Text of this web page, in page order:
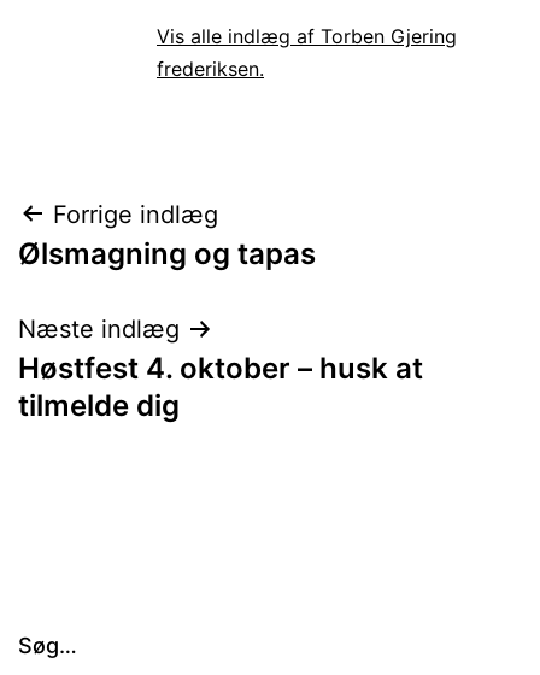
Vis alle indlæg af Torben Gjering
frederiksen.
Indlægsnavigation
Forrige indlæg
Ølsmagning og tapas
Næste indlæg
Høstfest 4. oktober – husk at
tilmelde dig
Søg…